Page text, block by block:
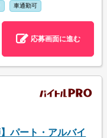
車通勤可
応募画面に進む
】パート・アルバイ